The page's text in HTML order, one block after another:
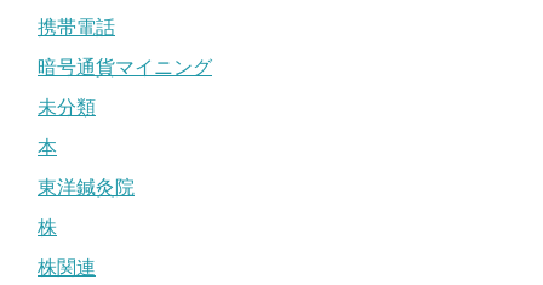
携帯電話
暗号通貨マイニング
未分類
本
東洋鍼灸院
株
株関連